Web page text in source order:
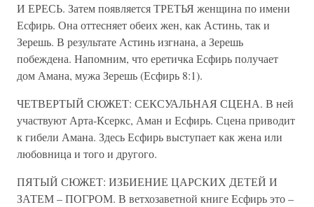
И ЕРЕСЬ. Затем появляется ТРЕТЬЯ женщина по имени
Есфирь. Она оттесняет обеих жен, как Астинь, так и
Зерешь. В результате Астинь изгнана, а Зерешь
побеждена. Напомним, что еретичка Есфирь получает
дом Амана, мужа Зерешь (Есфирь 8:1).
ЧЕТВЕРТЫЙ СЮЖЕТ: СЕКСУАЛЬНАЯ СЦЕНА. В ней
участвуют Арта-Ксеркс, Аман и Есфирь. Сцена приводит
к гибели Амана. Здесь Есфирь выступает как жена или
любовница и того и другого.
ПЯТЫЙ СЮЖЕТ: ИЗБИЕНИЕ ЦАРСКИХ ДЕТЕЙ И
ЗАТЕМ – ПОГРОМ. В ветхозаветной книге Есфирь это –